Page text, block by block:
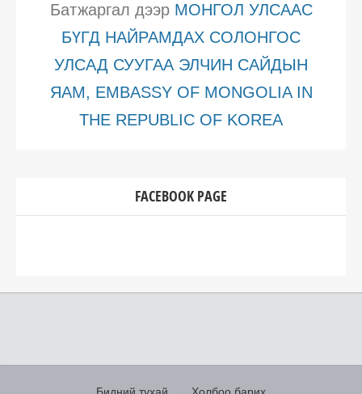
Батжаргал дээр МОНГОЛ УЛСААС
БҮГД НАЙРАМДАХ СОЛОНГОС
УЛСАД СУУГАА ЭЛЧИН САЙДЫН
ЯАМ, EMBASSY OF MONGOLIA IN
THE REPUBLIC OF KOREA
FACEBOOK PAGE
Бидний тухай Холбоо барих